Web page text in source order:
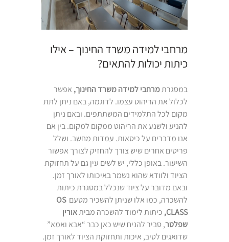
מרחבי למידה משרד החינוך – אילו
כיתות יכולות להתאים?
במסגרת מרחבי למידה משרד החינוך, אפשר
לכלול את הריהוט עצמו. לדוגמה, באם ניתן לתת
מקום לכל התלמידים המשתתפים. ובאם ניתן
להניע ולשנע את הריהוט ממקום למקום. בין אם
אנו מדברים על כיסאות. עמדות מחשב. ושלל
פריטים אחרים שיש צורך להחזיק לצורך אפשור
השיעור. באופן כללי, יש לשים עין גם על תחזוקת
הציוד ולוודא שהוא נשמר באיכותו לאורך זמן.
ובאם מדובר על ציוד שנכלל במסגרת כיתות
להשכרה, כמו אלו שניתן להשכיר מטעםOS
CLASS, כיתות לימוד להשכרה מבית אורין
שפלטר, סביר להניח שיש כאן כבר “אבא ואמא”
שדואגים לטיב, איכות ותחזוקת הציוד לאורך זמן.